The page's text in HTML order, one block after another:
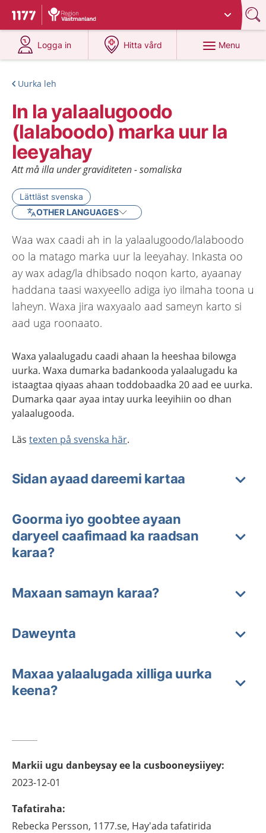
To start page for 1177
Du har valt region
Logga in
at 1177.se
Hitta vård
at 1177.se
Menu
Uurka leh
In la yalaalugoodo
(lalaboodo) marka uur la
leeyahay
Att må illa under graviditeten - somaliska
Lättläst svenska
OTHER LANGUAGES
Waa wax caadi ah in la yalaalugoodo/lalaboodo
oo la matago marka uur la leeyahay. Inkasta oo
ay wax adag/la dhibsado noqon karto, ayaanay
haddana taasi waxyeello adiga iyo ilmaha toona u
laheyn. Waxa jira waxyaalo aad sameyn karto si
aad uga roonaato.
Waxa yalaalugadu caadi ahaan la heeshaa bilowga
uurka. Waxa dumarka badankooda yalaalugadu ka
istaagtaa qiyaas ahaan toddobaadka 20 aad ee uurka.
Dumarka qaar ayaa intay uurka leeyihiin oo dhan
yalaalugooda.
Läs texten på svenska här.
Sidan ayaad dareemi kartaa
Goorma iyo goobtee ayaan
daryeel caafimaad ka raadsan
karaa?
Maxaan samayn karaa?
Daweynta
Maxaa yalaalugada xilliga uurka
keena?
Markii ugu danbeysay ee la cusbooneysiiyey:
2023-12-01
Tafatiraha:
Rebecka Persson, 1177.se, Hay'ada tafatirida